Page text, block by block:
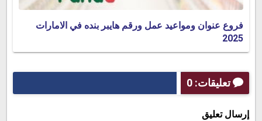
فروع عنوان ومواعيد عمل ورقم هايبر بنده في الامارات
2025
تعليقات: 0
إرسال تعليق